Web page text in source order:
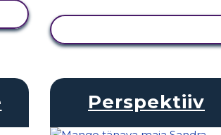
Perspektiiv